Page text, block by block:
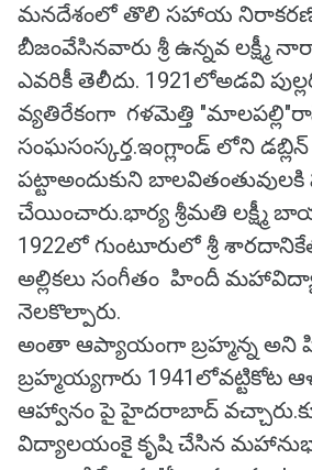
మనదేశంలో తొలి సహాయ
బీజంవేసినవారు శ్రీ ఉన్నవ
ఎవరికీ తెలీదు. 1921లోఅడవి
వ్యతిరేకంగా గళమెత్తి
సంఘసంస్కర్త.ఇంగ్లాండ్ లోని
పట్టాఅందుకుని
చేయించారు.భార్య శ్రీమతి లక్ష్మీ
1922లో గుంటూరులో శ్రీ
అల్లికలు సంగీతం హిందీ
నెలకొల్పారు.
అంతా ఆప్యాయంగా బ్రహ్మన్న అని
బ్రహ్మయ్యగారు 1941లోవట్టికోట
ఆహ్వానం పై హైదరాబాద్
విద్యాలయంకై కృషి చేసిన